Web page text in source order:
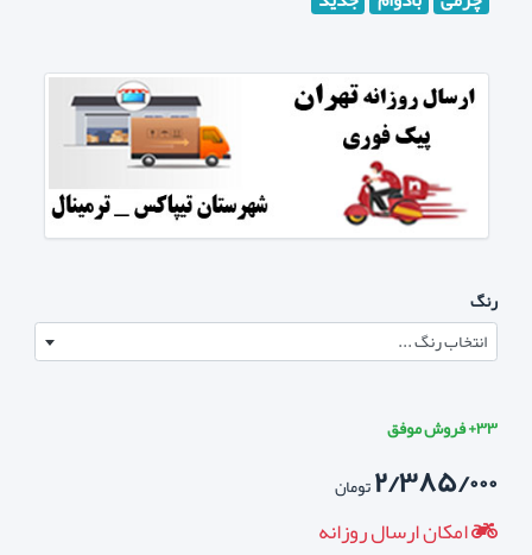
رنگ
انتخاب رنگ ...
۳۳+ فروش موفق
۲/۳۸۵/۰۰۰تومان
امکان ارسال روزانه